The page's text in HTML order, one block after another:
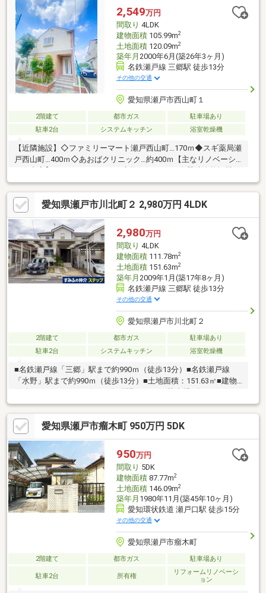
7549【通話無料】ニッカ不動産へ！
2,549万円
間取り 4LDK
建物面積105.99m2
土地面積120.09m2
築年月 2000年6月(築26年3ヶ月)
名鉄瀬戸線 三郷駅 徒歩13分
その他の交通
愛知県瀬戸市西山町１
2階建て 都市ガス
駐車場あり
駐車2台
システムキッチン 浴室乾燥機
【近隣施設】◇ファミリーマート瀬戸西山町…170ｍ◆スギ薬局瀬
戸西山町…400ｍ◇あおばクリニック…約400ｍ【主なリノベーシ
浄水カートリッジ水栓)・浴室交換（浴室暖房乾燥機付） ・トイ
レ交換 ・洗面化粧台交換 ・クロス、フローリング、クッショ
ンフロア貼替 ・和室畳交換 ・ハウスクリーニング 他 ＼＼
家具や家電、住宅ローンに組込めます／／ ▼お電話でのご予
約、ご質問・お問合せはこちらまで▼ TEL：0120-41-7549【通
話無料】ニッカ不動産へ！
愛知県瀬戸市川北町２ 2,980万円 4LDK
2,980万円
間取り 4LDK
建物面積111.78m2
土地面積151.63m2
築年月 2009年1月(築17年8ヶ月)
名鉄瀬戸線 三郷駅 徒歩13分
その他の交通
愛知県瀬戸市川北町２
2階建て 都市ガス
駐車場あり
駐車2台
システムキッチン 浴室乾燥機
■名鉄瀬戸線「三郷」駅まで約990ｍ（徒歩13分）■名鉄瀬戸線
「水野」駅まで約990ｍ（徒歩13分）■土地面積：151.63㎡■建物
面積：111.78㎡■2009年1月築■間取り4LDK■駐車場2台カーポート
有（車種による）■イワクラゴールデンホーム施工の家
愛知県瀬戸市瘤木町 950万円 5DK
950万円
間取り 5DK
建物面積87.77m2
土地面積146.09m2
築年月 1980年11月(築45年10ヶ月)
愛知環状鉄道 瀬戸口駅 徒歩15分
その他の交通
愛知県瀬戸市瘤木町
2階建て 都市ガス 駐車場あり
駐車2台 所有権
リフォームリノベーシ
ョン